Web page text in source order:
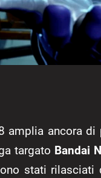
amplia ancora
targato Bandai
stati rilasciati